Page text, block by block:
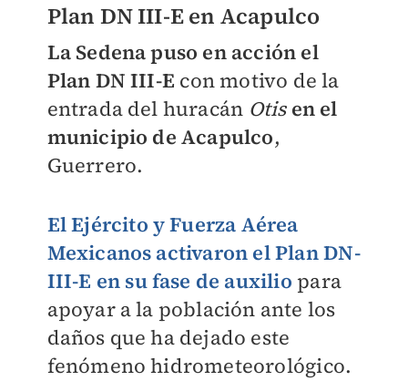
Plan DN III-E en Acapulco
La Sedena puso en acción el
Plan DN III-E con motivo de la
entrada del huracán Otis en el
municipio de Acapulco,
Guerrero.
El Ejército y Fuerza Aérea
Mexicanos activaron el Plan DN-
III-E en su fase de auxilio para
apoyar a la población ante los
daños que ha dejado este
fenómeno hidrometeorológico.